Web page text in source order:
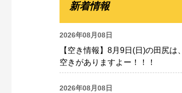
新着情報
2026年08月08日
【空き情報】8月9日(日)の田尻は、
空きがありますよー！！！
2026年08月08日